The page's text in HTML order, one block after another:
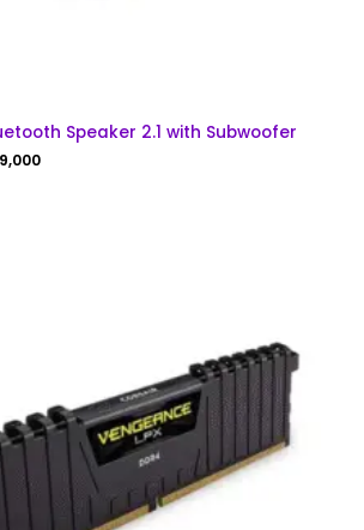
Speaker 2.1 with Subwoofer